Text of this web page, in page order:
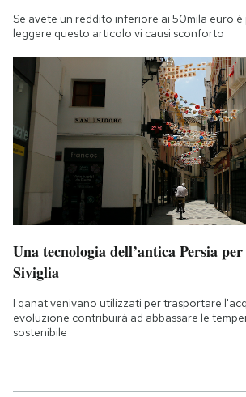
Se avete un reddito inferiore ai 50mila euro è
leggere questo articolo vi causi sconforto
Una tecnologia dell’antica Persia
Siviglia
I qanat venivano utilizzati per trasportare
evoluzione contribuirà ad abbassare le
sostenibile